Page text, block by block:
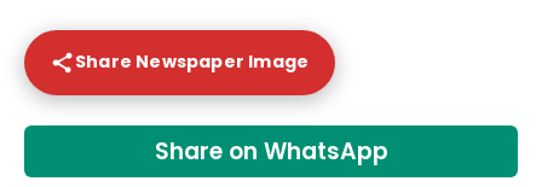
Share Newspaper Image
Share on WhatsApp